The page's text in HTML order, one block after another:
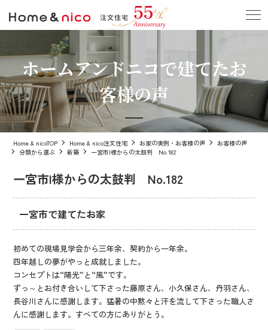
ホームアンドニコで建てたお
客様の声
Home & nicoTOP Home & nico注文住宅 お家の実例・お客様の声
お客様の声
分類から選ぶ
新築 一宮市I様からの太鼓判 No.182
一宮市I様からの太鼓判 No.182
一宮市で建てたお家
初めての現場見学会から三年余、契約から一年余。
四年越しの夢がやっと成就しました。
コンセプトは“陽光”と“風”です。
ずっ～とお付き合いして下さった藤原さん、小久保さん、丹羽さん、
長谷川さんに感謝します。猛暑の中黙々と汗を流して下さった職人さ
んに感謝します。すべての方にありがとう。